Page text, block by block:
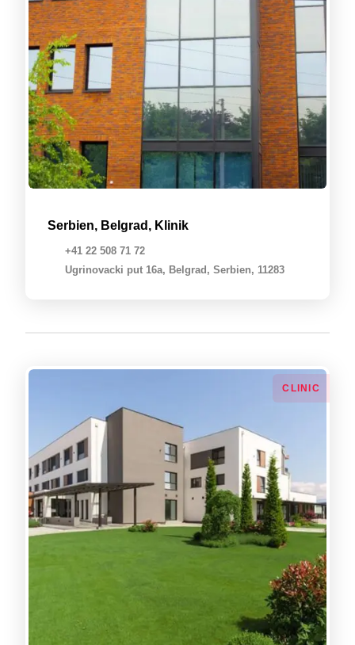
Serbien, Belgrad, Klinik
+41 22 508 71 72
Ugrinovacki put 16a, Belgrad, Serbien, 11283
СLINIC